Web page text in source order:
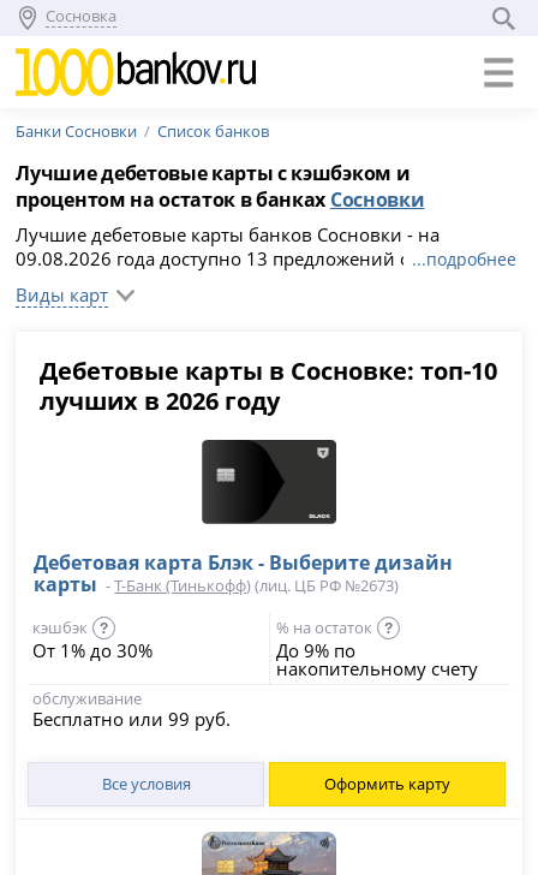
Сосновка
Банки Сосновки Список банков
Лучшие дебетовые карты с кэшбэком и
процентом на остаток в банках Сосновки
Лучшие дебетовые карты банков Сосновки - на
09.08.2026 года доступно 13 предложений онлайн.
Банки Сосновки предлагают бесплатное обслуживание
и доставку карт до дома, кэшбэк и начисление
заполните анкету на официальном сайте кредитного
учреждения.
...подробнее
Виды карт
Дебетовые карты в Сосновке: топ-10
лучших в 2026 году
Дебетовая карта Блэк - Выберите дизайн
карты -Т-Банк (Тинькофф)(лиц. ЦБ РФ №2673)
кэшбэк
?
От 1% до 30%
% на остаток ?
До 9% по
накопительному счету
обслуживание
Бесплатно или 99 руб.
Все условия Оформить карту